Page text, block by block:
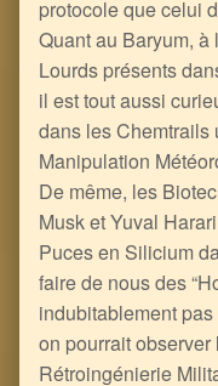
protocole que celui
Quant au Baryum, à
Lourds présents
il est tout aussi
dans les
Manipulation
De même, les
Musk et Yuval
Puces en Silicium
faire de nous des
indubitablement
on pourrait
Rétroingénierie